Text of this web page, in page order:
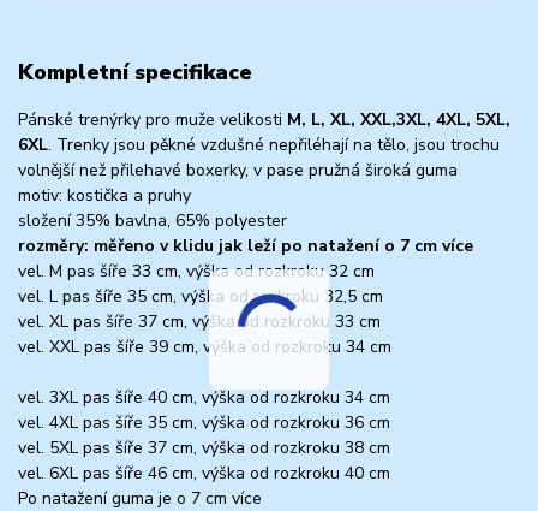
Kompletní specifikace
Pánské trenýrky pro muže velikosti M, L, XL, XXL,3XL, 4XL, 5XL,
6XL. Trenky jsou pěkné vzdušné nepřiléhají na tělo, jsou trochu
volnější než přilehavé boxerky, v pase pružná široká guma
motiv: kostička a pruhy
složení 35% bavlna, 65% polyester
rozměry: měřeno v klidu jak leží po natažení o 7 cm více
vel. M pas šíře 33 cm, výška od rozkroku 32 cm
vel. L pas šíře 35 cm, výška od rozkroku 32,5 cm
vel. XL pas šíře 37 cm, výška od rozkroku 33 cm
vel. XXL pas šíře 39 cm, výška od rozkroku 34 cm
vel. 3XL pas šíře 40 cm, výška od rozkroku 34 cm
vel. 4XL pas šíře 35 cm, výška od rozkroku 36 cm
vel. 5XL pas šíře 37 cm, výška od rozkroku 38 cm
vel. 6XL pas šíře 46 cm, výška od rozkroku 40 cm
Po natažení guma je o 7 cm více